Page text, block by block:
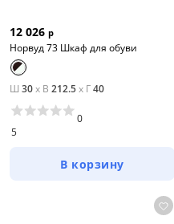
12 026 р
Норвуд 73 Шкаф для обуви
Ш 30x В 212.5x Г40
5
0
В корзину